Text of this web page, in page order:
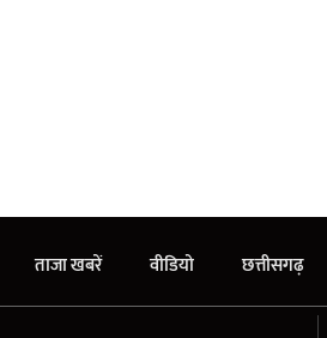
ताजा खबरें वीडियो छत्तीसगढ़